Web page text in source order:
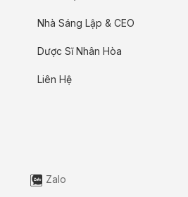
Nhà Sáng Lập & CEO
Dược Sĩ Nhân Hòa
Liên Hệ
Zalo